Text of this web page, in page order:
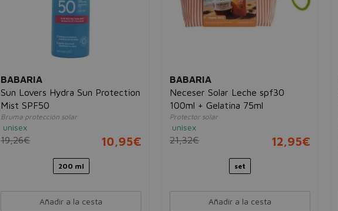
BABARIA
Sun Lovers Hydra Sun Protection
Mist SPF50
Bruma protección solar
unisex
19,26€ 10,95€
200 ml
Añadir a la cesta
BABARIA
Neceser Solar Leche spf30
100ml + Gelatina 75ml
Protector solar
unisex
21,32€ 12,95€
set
Añadir a la cesta